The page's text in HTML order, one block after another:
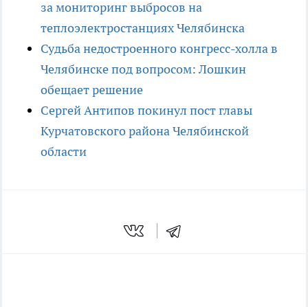
за мониторинг выбросов на
теплоэлектростанциях Челябинска
Судьба недостроенного конгресс-холла в
Челябинске под вопросом: Лошкин
обещает решение
Сергей Антипов покинул пост главы
Курчатовского района Челябинской
области